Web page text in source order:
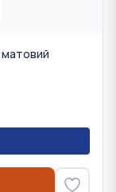
матовий